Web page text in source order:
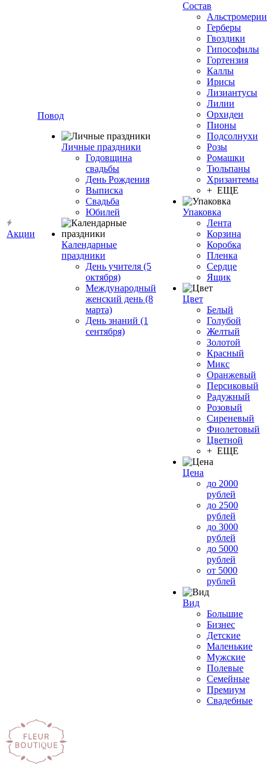
Акции
Повод
Личные праздники
Годовщина
свадьбы
День Рождения
Выписка
Свадьба
Юбилей
Календарные
праздники
День учителя (5
октября)
Международный
женский день (8
марта)
День знаний (1
сентября)
Состав
Альстромерии
Герберы
Гвоздики
Гипософилы
Гортензия
Каллы
Ирисы
Лизиантусы
Лилии
Орхидеи
Пионы
Подсолнухи
Розы
Ромашки
Тюльпаны
Хризантемы
+ ЕЩЕ
Упаковка
Лента
Корзина
Коробка
Пленка
Сердце
Ящик
Цвет
Белый
Голубой
Желтый
Золотой
Красный
Микс
Оранжевый
Персиковый
Радужный
Розовый
Сиреневый
Фиолетовый
Цветной
+ ЕЩЕ
Цена
до 2000
рублей
до 2500
рублей
до 3000
рублей
до 5000
рублей
от 5000
рублей
Вид
Большие
Бизнес
Детские
Маленькие
Мужские
Полевые
Семейные
Премиум
Свадебные